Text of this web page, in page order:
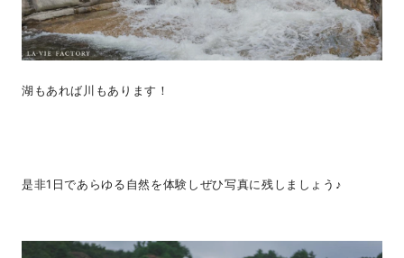
湖もあれば川もあります！
是非1日であらゆる自然を体験しぜひ写真に残しましょう♪